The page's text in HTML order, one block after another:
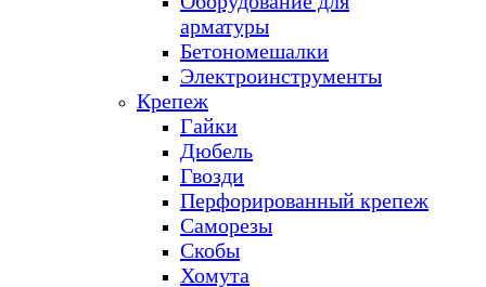
арматуры
Бетономешалки
Электроинструменты
Крепеж
Гайки
Дюбель
Гвозди
Перфорированный крепеж
Саморезы
Скобы
Хомута